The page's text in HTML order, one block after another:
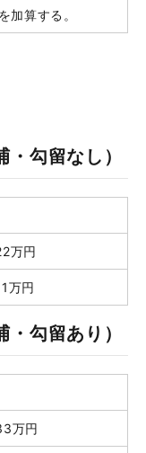
加算する。
勾留なし）
万円
万円
勾留あり）
万円